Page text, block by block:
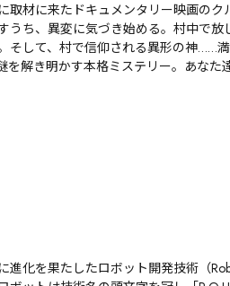
取材に来たドキュメンタリー映画の
うち、異変に気づき始める。村中で
そして、村で信仰される異形の神……
解き明かす本格ミステリー。あな
化を果たしたロボット開発技術（